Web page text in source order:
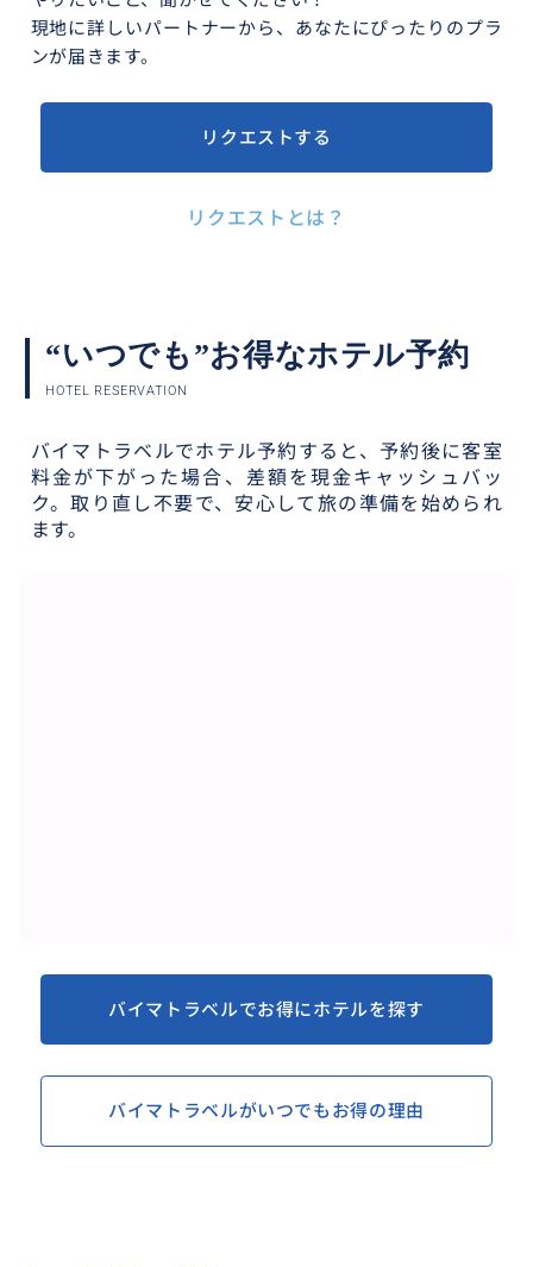
現地に詳しいパートナーから、あなたにぴったりのプラ
ンが届きます。
リクエストする
リクエストとは？
“いつでも”お得なホテル予約
HOTEL RESERVATION
バイマトラベルでホテル予約すると、予約後に客室
料金が下がった場合、差額を現金キャッシュバッ
ク。取り直し不要で、安心して旅の準備を始められ
ます。
バイマトラベルでお得にホテルを探す
バイマトラベルがいつでもお得の理由